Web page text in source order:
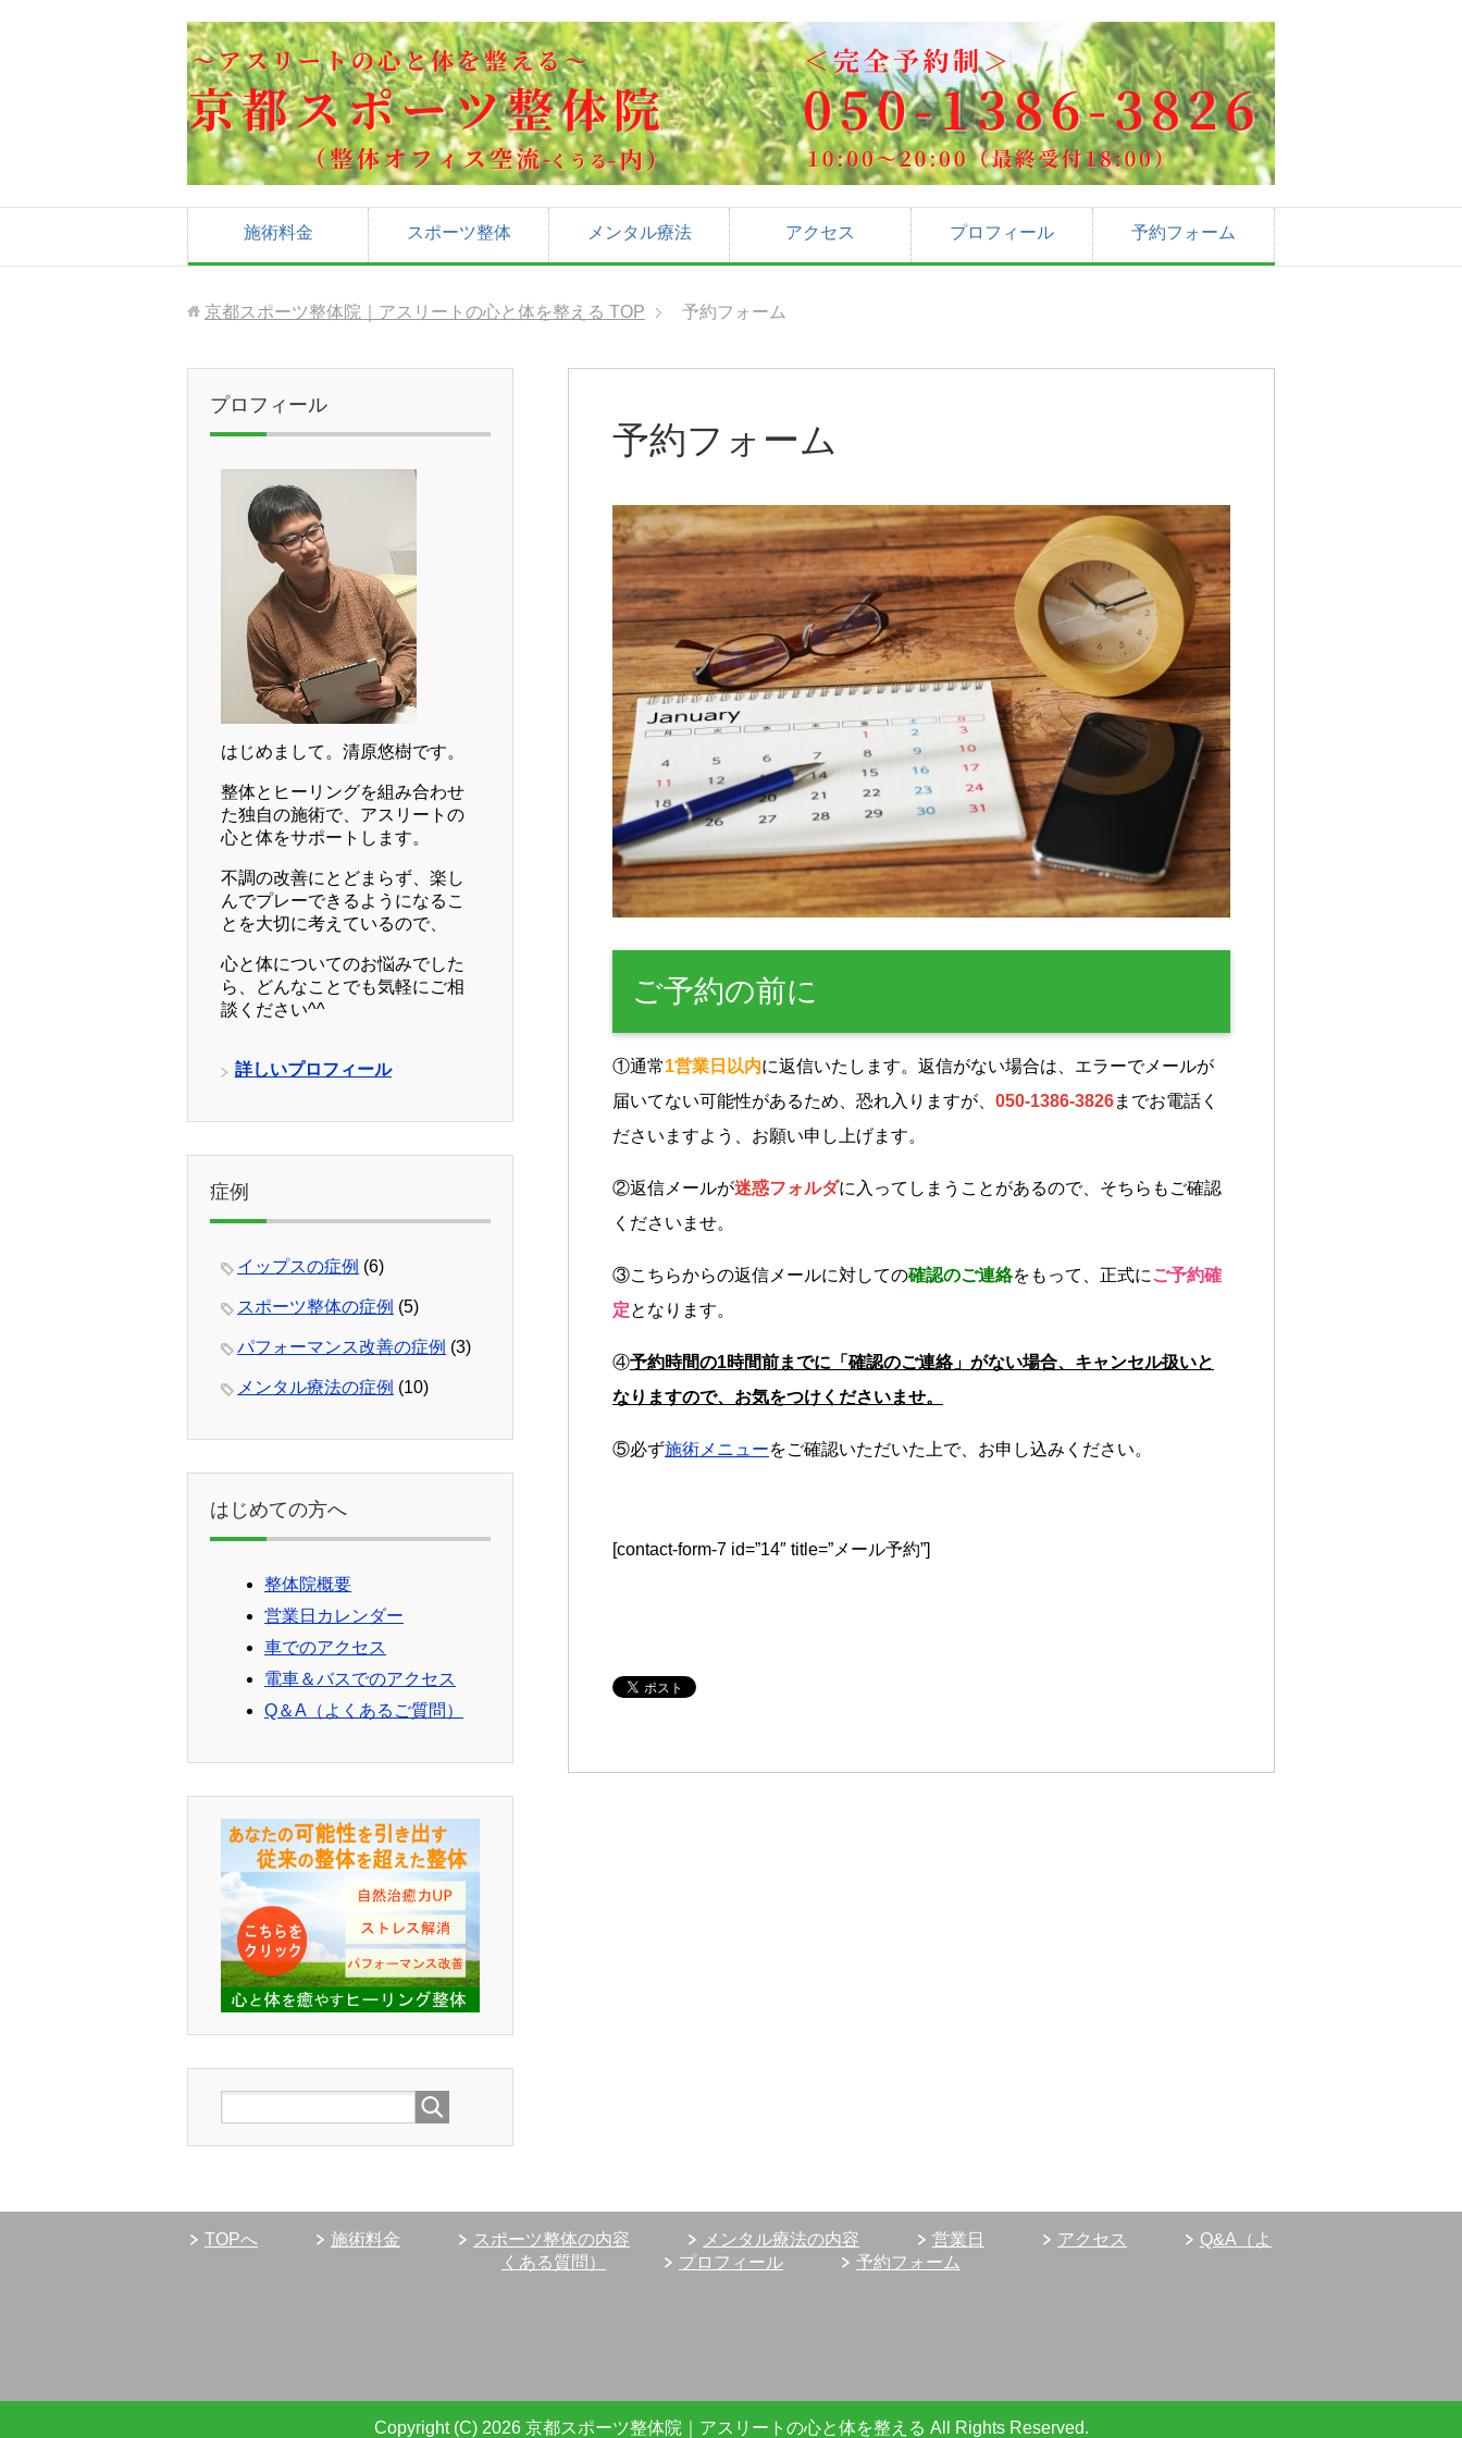
施術料金 スポーツ整体 メンタル療法 アクセス プロフィール 予約フォーム
京都スポーツ整体院｜アスリートの心と体を整える TOP 予約フォーム
予約フォーム
ご予約の前に
①通常1営業日以内に返信いたします。返信がない場合は、エラーでメールが
届いてない可能性があるため、恐れ入りますが、 050-1386-3826までお電話く
ださいますよう、お願い申し上げます。
②返信メールが迷惑フォルダに入ってしまうことがあるので、そちらもご確認
くださいませ。
③こちらからの返信メールに対しての確認のご連絡をもって、正式に ご予約確
定となります。
④予約時間の1時間前までに「確認のご連絡」がない場合、キャンセル扱いと
なりますので、お気をつけくださいませ。
⑤必ず施術メニューをご確認いただいた上で、お申し込みください。
[contact-form-7 id=”14″ title=”メール予約”]
プロフィール
はじめまして。清原悠樹です。
整体とヒーリングを組み合わせ
た独自の施術で、アスリートの
心と体をサポートします。
不調の改善にとどまらず、楽し
んでプレーできるようになるこ
とを大切に考えているので、
心と体についてのお悩みでした
ら、どんなことでも気軽にご相
談ください^^
詳しいプロフィール
症例
イップスの症例 (6)
スポーツ整体の症例 (5)
パフォーマンス改善の症例 (3)
メンタル療法の症例 (10)
はじめての方へ
整体院概要
営業日カレンダー
車でのアクセス
電車＆バスでのアクセス
Q＆A（よくあるご質問）
TOPへ 施術料金 スポーツ整体の内容 メンタル療法の内容 営業日 アクセス
Q&A（よ
くある質問）
プロフィール 予約フォーム
Copyright (C) 2026 京都スポーツ整体院｜アスリートの心と体を整える All Rights Reserved.